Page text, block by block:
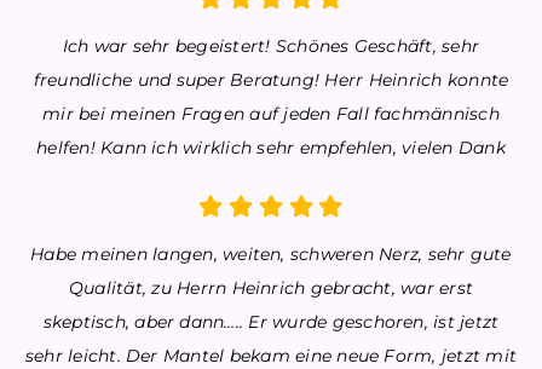
Ich war sehr begeistert! Schönes Geschäft, sehr
freundliche und super Beratung! Herr Heinrich konnte
mir bei meinen Fragen auf jeden Fall fachmännisch
helfen! Kann ich wirklich sehr empfehlen, vielen Dank
Habe meinen langen, weiten, schweren Nerz, sehr gute
Qualität, zu Herrn Heinrich gebracht, war erst
skeptisch, aber dann….. Er wurde geschoren, ist jetzt
sehr leicht. Der Mantel bekam eine neue Form, jetzt mit